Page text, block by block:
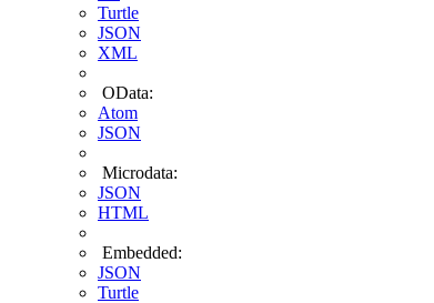
Turtle
JSON
XML
OData:
Atom
JSON
Microdata:
JSON
HTML
Embedded:
JSON
Turtle